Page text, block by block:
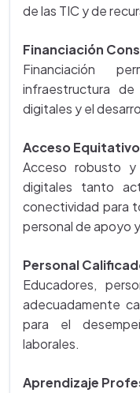
de las TIC y de
Financiación
Financiación
infraestructura
digitales y el
Acceso Equitativo
Acceso robusto
digitales tanto
conectividad para
personal de apoyo
Personal
Educadores,
adecuadamente
para el
laborales.
Aprendizaje